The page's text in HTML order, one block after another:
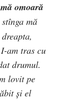
omoară
mă
am tras cu
drumul.
lovit pe
şi el